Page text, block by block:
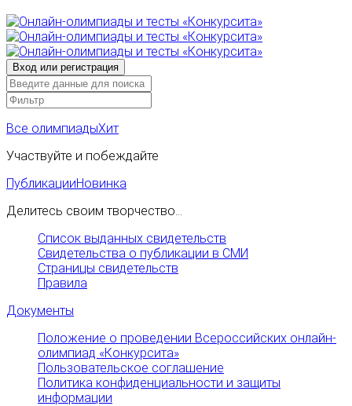
Все олимпиадыХит
Участвуйте и побеждайте
ПубликацииНовинка
Делитесь своим творчество...
Список выданных свидетельств
Свидетельства о публикации в СМИ
Страницы свидетельств
Правила
Документы
Положение о проведении Всероссийских онлайн-
олимпиад «Конкурсита»
Пользовательское соглашение
Политика конфиденциальности и защиты
информации